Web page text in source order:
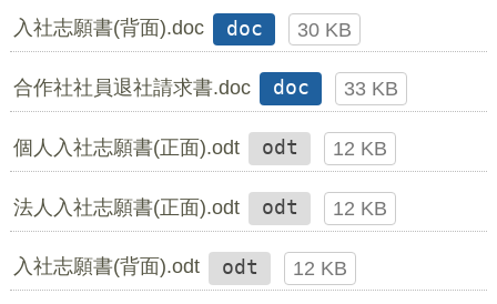
入社志願書(背面).doc doc 30 KB
合作社社員退社請求書.doc doc 33 KB
個人入社志願書(正面).odt odt 12 KB
法人入社志願書(正面).odt odt 12 KB
入社志願書(背面).odt odt 12 KB